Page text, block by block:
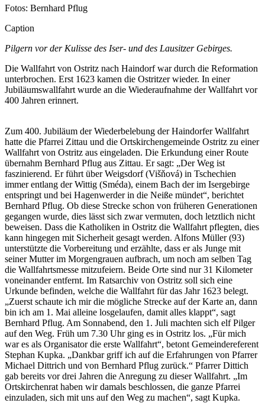
Fotos: Bernhard Pflug
Caption
Pilgern vor der Kulisse des Iser- und des Lausitzer Gebirges.
Die Wallfahrt von Ostritz nach Haindorf war durch die Reformation
unterbrochen. Erst 1623 kamen die Ostritzer wieder. In einer
Jubiläumswallfahrt wurde an die Wiederaufnahme der Wallfahrt vor
400 Jahren erinnert.
Zum 400. Jubiläum der Wiederbelebung der Haindorfer Wallfahrt
hatte die Pfarrei Zittau und die Ortskirchengemeinde Ostritz zu einer
Wallfahrt von Ostritz aus eingeladen. Die Erkundung einer Route
übernahm Bernhard Pflug aus Zittau. Er sagt: „Der Weg ist
faszinierend. Er führt über Weigsdorf (Višňová) in Tschechien
immer entlang der Wittig (Sméda), einem Bach der im Isergebirge
entspringt und bei Hagenwerder in die Neiße mündet“, berichtet
Bernhard Pflug. Ob diese Strecke schon von früheren Generationen
gegangen wurde, dies lässt sich zwar vermuten, doch letztlich nicht
beweisen. Dass die Katholiken in Ostritz die Wallfahrt pflegten, dies
kann hingegen mit Sicherheit gesagt werden. Alfons Müller (93)
unterstützte die Vorbereitung und erzählte, dass er als Junge mit
seiner Mutter im Morgengrauen aufbrach, um noch am selben Tag
die Wallfahrtsmesse mitzufeiern. Beide Orte sind nur 31 Kilometer
voneinander entfernt. Im Ratsarchiv von Ostritz soll sich eine
Urkunde befinden, welche die Wallfahrt für das Jahr 1623 belegt.
„Zuerst schaute ich mir die mögliche Strecke auf der Karte an, dann
bin ich am 1. Mai alleine losgelaufen, damit alles klappt“, sagt
Bernhard Pflug. Am Sonnabend, den 1. Juli machten sich elf Pilger
auf den Weg. Früh um 7.30 Uhr ging es in Ostritz los. „Für mich
war es als Organisator die erste Wallfahrt“, betont Gemeindereferent
Stephan Kupka. „Dankbar griff ich auf die Erfahrungen von Pfarrer
Michael Dittrich und von Bernhard Pflug zurück.“ Pfarrer Dittich
gab bereits vor drei Jahren die Anregung zu dieser Wallfahrt. „Im
Ortskirchenrat haben wir damals beschlossen, die ganze Pfarrei
einzuladen, sich mit uns auf den Weg zu machen“, sagt Kupka.